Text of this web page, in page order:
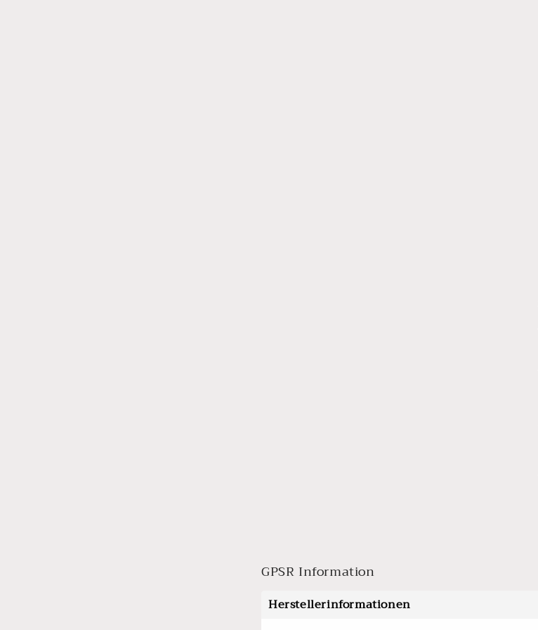
GPSR Information
Herstellerinformationen